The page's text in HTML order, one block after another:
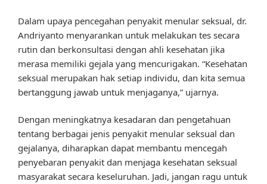
Dalam upaya pencegahan penyakit menular seksual, dr.
Andriyanto menyarankan untuk melakukan tes secara
rutin dan berkonsultasi dengan ahli kesehatan jika
merasa memiliki gejala yang mencurigakan. “Kesehatan
seksual merupakan hak setiap individu, dan kita semua
bertanggung jawab untuk menjaganya,” ujarnya.
Dengan meningkatnya kesadaran dan pengetahuan
tentang berbagai jenis penyakit menular seksual dan
gejalanya, diharapkan dapat membantu mencegah
penyebaran penyakit dan menjaga kesehatan seksual
masyarakat secara keseluruhan. Jadi, jangan ragu untuk